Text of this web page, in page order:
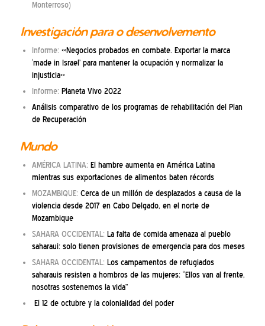
Monterroso)
Investigación para o desenvolvemento
Informe: «Negocios probados en combate. Exportar la marca
‘made in Israel’ para mantener la ocupación y normalizar la
injusticia»
Informe: Planeta Vivo 2022
Análisis comparativo de los programas de rehabilitación del Plan
de Recuperación
Mundo
AMÉRICA LATINA: El hambre aumenta en América Latina
mientras sus exportaciones de alimentos baten récords
MOZAMBIQUE: Cerca de un millón de desplazados a causa de la
violencia desde 2017 en Cabo Delgado, en el norte de
Mozambique
SAHARA OCCIDENTAL: La falta de comida amenaza al pueblo
saharaui: solo tienen provisiones de emergencia para dos meses
SAHARA OCCIDENTAL: Los campamentos de refugiados
saharauis resisten a hombros de las mujeres: “Ellos van al frente,
nosotras sostenemos la vida”
El 12 de octubre y la colonialidad del poder